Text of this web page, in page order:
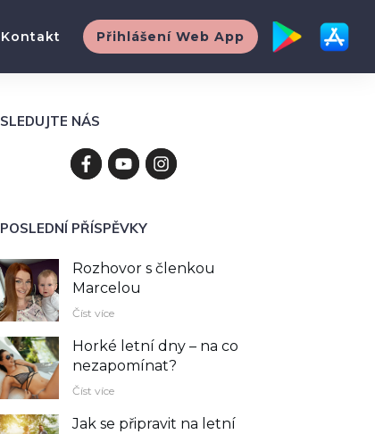
Kontakt Přihlášení Web App
SLEDUJTE NÁS
POSLEDNÍ PŘÍSPĚVKY
Rozhovor s členkou
Marcelou
Číst více
Horké letní dny – na co
nezapomínat?
Číst více
Jak se připravit na letní